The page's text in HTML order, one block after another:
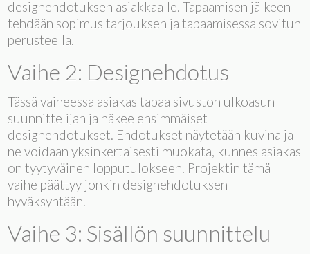
designehdotuksen asiakkaalle. Tapaamisen jälkeen
tehdään sopimus tarjouksen ja tapaamisessa sovitun
perusteella.
Vaihe 2: Designehdotus
Tässä vaiheessa asiakas tapaa sivuston ulkoasun
suunnittelijan ja näkee ensimmäiset
designehdotukset. Ehdotukset näytetään kuvina ja
ne voidaan yksinkertaisesti muokata, kunnes asiakas
on tyytyväinen lopputulokseen. Projektin tämä
vaihe päättyy jonkin designehdotuksen
hyväksyntään.
Vaihe 3: Sisällön suunnittelu